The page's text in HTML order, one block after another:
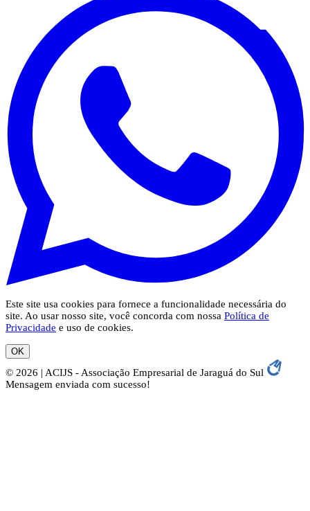
Este site usa cookies para fornece a funcionalidade necessária do
site. Ao usar nosso site, você concorda com nossa Política de
Privacidade e uso de cookies.
OK
© 2026 | ACIJS - Associação Empresarial de Jaraguá do Sul
Mensagem enviada com sucesso!